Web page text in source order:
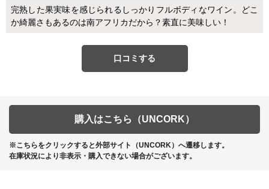
完熟した果実味を感じられるしっかりフルボディなワイン。どこ
か綺麗さもあるのは南アフリカだから？素直に美味しい！
口コミする
購入はこちら（UNCORK）
※こちらをクリックすると外部サイト（UNCORK）へ遷移します。
在庫状況により非表示・購入できない場合がございます。